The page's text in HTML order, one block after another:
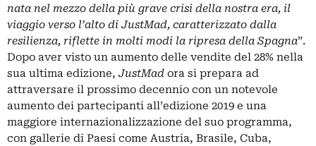
nata nel mezzo della più grave crisi della nostra era, il
viaggio verso l’alto di JustMad, caratterizzato dalla
resilienza, riflette in molti modi la ripresa della Spagna”.
Dopo aver visto un aumento delle vendite del 28% nella
sua ultima edizione, JustMad ora si prepara ad
attraversare il prossimo decennio con un notevole
aumento dei partecipanti all’edizione 2019 e una
maggiore internazionalizzazione del suo programma,
con gallerie di Paesi come Austria, Brasile, Cuba,